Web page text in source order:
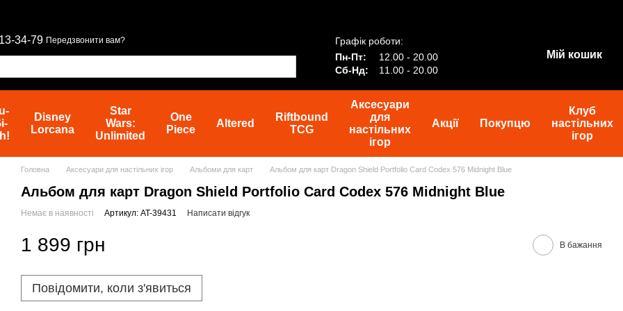
34-79 Передзвонити вам?
Графік роботи:
Пн-Пт:
12.00 - 20.00
Сб-Нд:
11.00 - 20.00
Мій кошик
Disney
Lorcana
Star
Wars:
Unlimited
One
Piece
Altered
Riftbound
TCG
Аксесуари
для
настільних
ігор
Акції Покупцю
Клуб
настільних
ігор
Головна Аксесуари для настільних ігор Альбоми для карт Альбом для карт Dragon Shield Portfolio Card Codex 576 Midnight Blue
Альбом для карт Dragon Shield Portfolio Card Codex 576 Midnight Blue
Немає в наявності Артикул: AT-39431 Написати відгук
1 899 грн В бажання
Повідомити, коли з'явиться